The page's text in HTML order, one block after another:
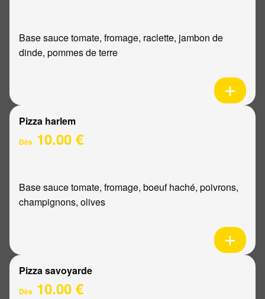
Base sauce tomate, fromage, raclette, jambon de
dinde, pommes de terre
Pizza harlem
Dès 10.00 €
Base sauce tomate, fromage, boeuf haché, poivrons,
champignons, olives
Pizza savoyarde
Dès 10.00 €